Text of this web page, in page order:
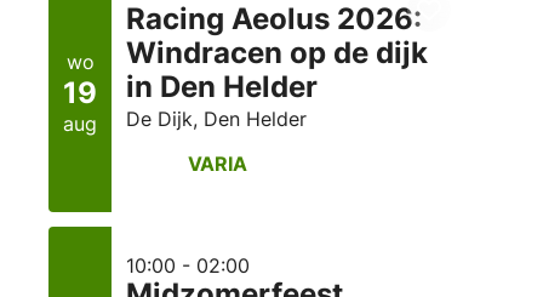
wo
19
aug
Racing Aeolus 2026:
Windracen op de dijk
in Den Helder
De Dijk, Den Helder
VARIA
10:00 - 02:00